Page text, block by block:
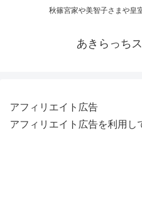
秋篠宮家や美智子さまや皇
あきらっち
アフィリエイト広告
アフィリエイト広告を利用し